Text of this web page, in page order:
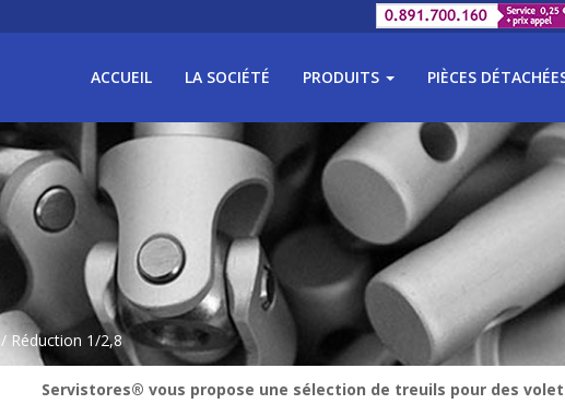
ACCUEIL LA SOCIÉTÉ PRODUITS PIÈCES
/ Réduction 1/2,8
Servistores® vous propose une sélection de treuils pour des